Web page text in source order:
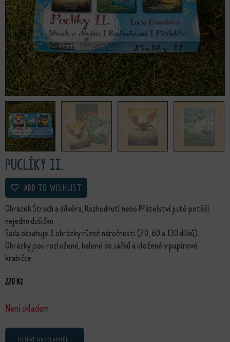
Puclíky II.
ADD TO WISHLIST
Obrázek Strach a důvěra, Rozhodnutí nebo Přátelství jistě potěší
nejednu dušičku.
Sada obsahuje 3 obrázky různé náročnosti (20, 60 a 130 dílků).
Obrázky jsou rozložené, balené do sáčků a uložené v papírové
krabičce.
220 Kč
Není skladem
HLÍDAT NASKLADNĚNÍ